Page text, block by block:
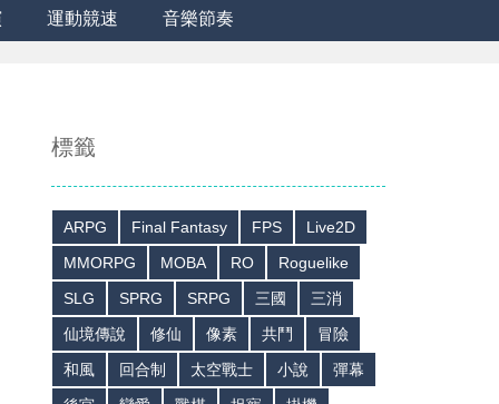
運動競速 音樂節奏
標籤
ARPG Final Fantasy FPS
Live2D
MMORPG
MOBA RO
Roguelike
SLG
SPRG SRPG 三國
三消
仙境傳說
修仙 像素 共鬥
冒險
和風
回合制 太空戰士 小說
彈幕